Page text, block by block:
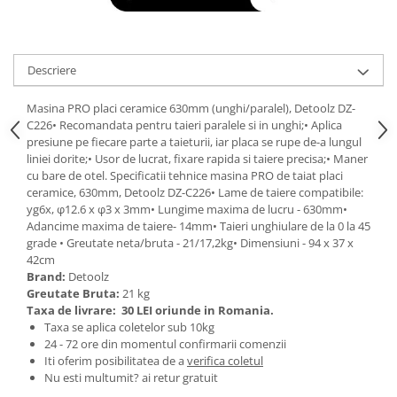
Tractoraș de tuns gazonul
Incubatoare, oparitoare si
deplumatoare
Aparate de tuns animale
Piese si accesorii aparate de tuns
animale
Tarcuri animale
Semanatori
Masini batut stalpi si accesorii
Roabe & accesorii
Casute gradina si cutii depozitare
Mobilier gradina
Corturi, Prelate si plase de
umbrire
Descriere
Masina PRO placi ceramice 630mm (unghi/paralel), Detoolz DZ-
C226• Recomandata pentru taieri paralele si in unghi;• Aplica
presiune pe fiecare parte a taieturii, iar placa se rupe de-a lungul
liniei dorite;• Usor de lucrat, fixare rapida si taiere precisa;• Maner
cu bare de otel. Specificatii tehnice masina PRO de taiat placi
ceramice, 630mm, Detoolz DZ-C226• Lame de taiere compatibile:
yg6x, φ12.6 x φ3 x 3mm• Lungime maxima de lucru - 630mm•
Adancime maxima de taiere- 14mm• Taieri unghiulare de la 0 la 45
grade • Greutate neta/bruta - 21/17,2kg• Dimensiuni - 94 x 37 x
42cm
Brand: Detoolz
Greutate Bruta: 21 kg
Taxa de livrare: 30 LEI oriunde in Romania.
Taxa se aplica coletelor sub 10kg
24 - 72 ore din momentul confirmarii comenzii
Iti oferim posibilitatea de averifica coletul
Nu esti multumit? ai retur gratuit